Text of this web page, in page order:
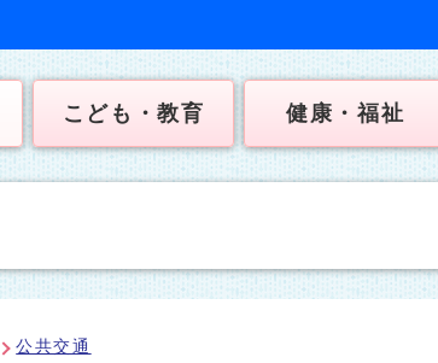
こども・教育 健康・福祉
公共交通